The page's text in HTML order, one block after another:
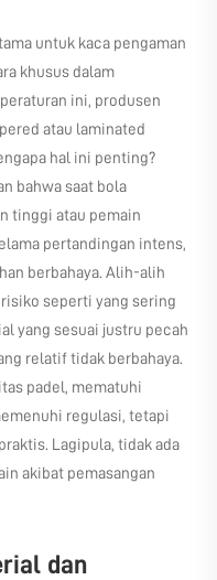
untuk kaca pengaman
khusus dalam
ini, produsen
atau laminated
hal ini penting?
bahwa saat bola
tinggi atau pemain
pertandingan intens,
berbahaya. Alih-alih
seperti yang sering
yang sesuai justru pecah
relatif tidak berbahaya.
padel, mematuhi
regulasi, tetapi
Lagipula, tidak ada
akibat pemasangan
dan